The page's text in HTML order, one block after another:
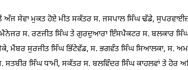
ਅੱਜ ਸੇਵਾ ਮੁਕਤ ਹੋਏ ਮੀਤ ਸਕੱਤਰ ਸ. ਜਸਪਾਲ ਸਿੰਘ ਢੱਡੇ,
ਮੈਨੇਜਰ ਸ. ਰਣਜੀਤ ਸਿੰਘ ਤੇ ਗੁਰਦੁਆਰਾ ਇੰਸਪੈਕਟਰ ਸ. ਬਲਕਾਰ ਸਿੰਘ
ਮੈਂਬਰ ਸੁਰਜੀਤ ਸਿੰਘ ਭਿੱਟੇਵੱਡ, ਸ. ਭਗਵੰਤ ਸਿੰਘ ਸਿਆਲਕਾ, ਸ.
ਸਿੰਘ ਧਾਮੀ, ਸਕੱਤਰ ਸ. ਬਲਵਿੰਦਰ ਸਿੰਘ ਕਾਹਲਵਾਂ ਤੇ ਹੋਰ